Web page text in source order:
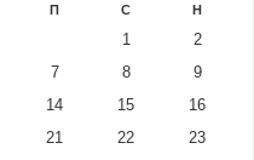
П С Н
1
2
7 8
9
14 15
16
21 22
23